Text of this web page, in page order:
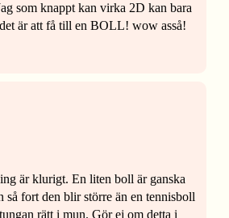
som knappt kan virka 2D kan bara
är att få till en BOLL! wow asså!
är klurigt. En liten boll är ganska
så fort den blir större än en tennisboll
rätt i mun. Gör ej om detta i